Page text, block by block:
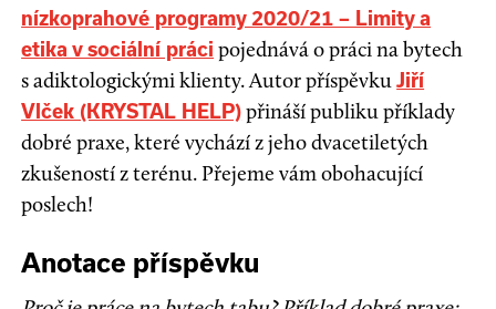
nízkoprahové programy 2020/21 – Limity a
etika v sociální práci pojednává o práci na bytech
s adiktologickými klienty. Autor příspěvkuJiří
Vlček (KRYSTAL HELP) přináší publiku příklady
dobré praxe, které vychází z jeho dvacetiletých
zkušeností z terénu. Přejeme vám obohacující
poslech!
Anotace příspěvku